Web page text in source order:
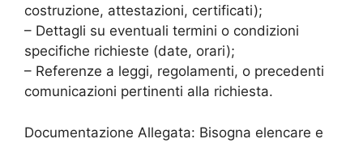
costruzione, attestazioni, certificati);
– Dettagli su eventuali termini o condizioni
specifiche richieste (date, orari);
– Referenze a leggi, regolamenti, o precedenti
comunicazioni pertinenti alla richiesta.
Documentazione Allegata: Bisogna elencare e